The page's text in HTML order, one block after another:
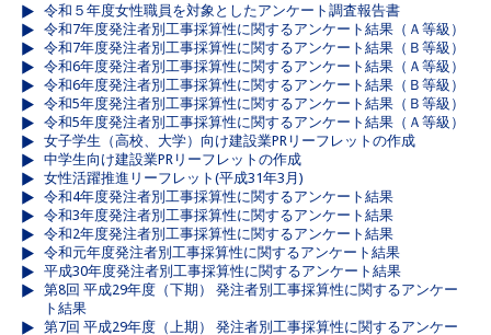
令和５年度女性職員を対象としたアンケート調査報告書
令和7年度発注者別工事採算性に関するアンケート結果（Ａ等級）
令和7年度発注者別工事採算性に関するアンケート結果（Ｂ等級）
令和6年度発注者別工事採算性に関するアンケート結果（Ａ等級）
令和6年度発注者別工事採算性に関するアンケート結果（Ｂ等級）
令和5年度発注者別工事採算性に関するアンケート結果（Ｂ等級）
令和5年度発注者別工事採算性に関するアンケート結果（Ａ等級）
女子学生（高校、大学）向け建設業PRリーフレットの作成
中学生向け建設業PRリーフレットの作成
女性活躍推進リーフレット(平成31年3月)
令和4年度発注者別工事採算性に関するアンケート結果
令和3年度発注者別工事採算性に関するアンケート結果
令和2年度発注者別工事採算性に関するアンケート結果
令和元年度発注者別工事採算性に関するアンケート結果
平成30年度発注者別工事採算性に関するアンケート結果
第8回 平成29年度（下期） 発注者別工事採算性に関するアンケー
ト結果
第7回 平成29年度（上期） 発注者別工事採算性に関するアンケー